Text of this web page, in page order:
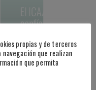
El ICAA
confía en
el
desarrollo
de una
propias y de terceros
que realizan
que permita